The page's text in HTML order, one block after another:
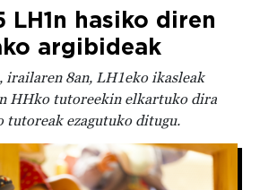
LH1n hasiko diren
argibideak
irailaren 8an, LH1eko ikasleak
HHko tutoreekin elkartuko dira
ezagutuko ditugu.